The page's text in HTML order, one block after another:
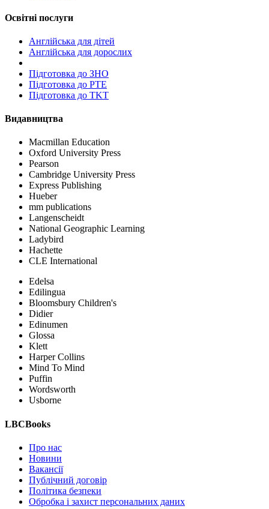
Освітні послуги
Англійська для дітей
Англійська для дорослих
Пiдготовка до ЗНО
Підготовка до PTE
Підготовка до TKT
Видавництва
Macmillan Education
Oxford University Press
Pearson
Cambridge University Press
Express Publishing
Hueber
mm publications
Langenscheidt
National Geographic Learning
Ladybird
Hachette
CLE International
Edelsa
Edilingua
Bloomsbury Children's
Didier
Edinumen
Glossa
Klett
Harper Collins
Mind To Mind
Puffin
Wordsworth
Usborne
LBCBooks
Про нас
Новини
Вакансії
Публічний договір
Політика безпеки
Обробка і захист персональних даних